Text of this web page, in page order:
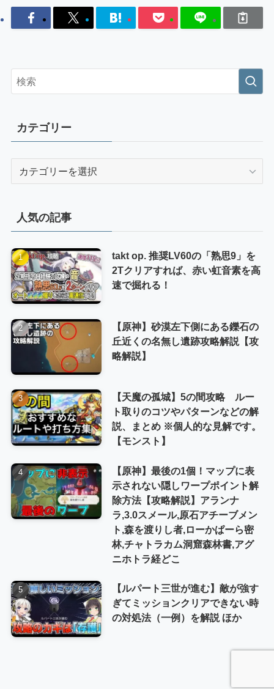
カテゴリー
ー
人気の記事
takt op. 推奨LV60の「熟思9」を
2Tクリアすれば、赤い虹音素を高
速で掘れる！
【原神】砂漠左下側にある鑠石の
丘近くの名無し遺跡攻略解説【攻
略解説】
【天魔の孤城】5の間攻略 ルー
ト取りのコツやパターンなどの解
説、まとめ ※個人的な見解です。
【モンスト】
【原神】最後の1個！マップに表
示されない隠しワープポイント解
除方法【攻略解説】アランナ
ラ,3.0スメール,原石アチーブメン
ト,森を渡りし者,ローかぱーら密
林,チャトラカム洞窟森林書,アグ
ニホトラ経どこ
【ルパート三世が進む】敵が強す
ぎてミッションクリアできない時
の対処法（一例）を解説 ほか